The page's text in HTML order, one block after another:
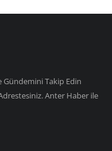
Takip Edin
Anter Haber ile